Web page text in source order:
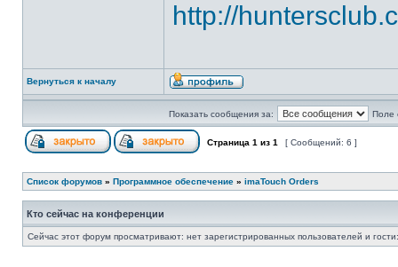
http://
Вернуться к началу
Показать сообщения за: Поле
Страница 1 из 1 [ Сообщений: 6 ]
Список форумов » Программное обеспечение » imaTouch Orders
Кто сейчас на конференции
Сейчас этот форум просматривают: нет зарегистрированных пользователей и